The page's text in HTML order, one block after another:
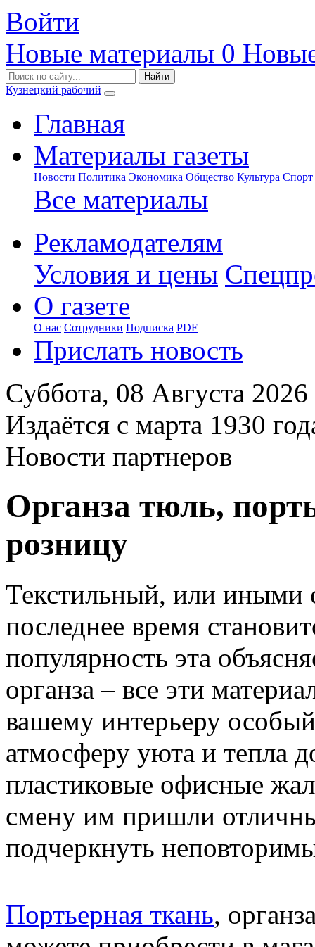
Войти
Новые материалы 0
Кузнецкий рабочий
Главная
Материалы газеты
Новости Политика Экономика Общество Культура Спорт
Все материалы
Рекламодателям
Условия и цены
О газете
О нас Сотрудники Подписка PDF
Прислать новость
Суббота, 08 Августа 2026
Издаётся с марта 1930
Новости партнеров
Органза тюль,
розницу
Текстильный, или иными
последнее время
популярность эта
органза – все эти
вашему интерьеру
атмосферу уюта и тепла
пластиковые офисные
смену им пришли
подчеркнуть
Портьерная ткань,